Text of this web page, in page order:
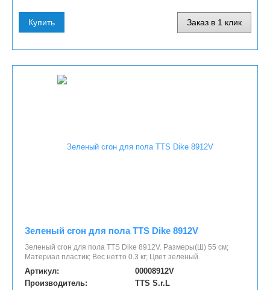
Купить Заказ в 1 клик
Зеленый сгон для пола TTS Dike 8912V
Зеленый сгон для пола TTS Dike 8912V. Размеры(Ш) 55 см;
Материал пластик; Вес нетто 0.3 кг; Цвет зеленый.
Артикул:
00008912V
Производитель:
TTS S.r.L